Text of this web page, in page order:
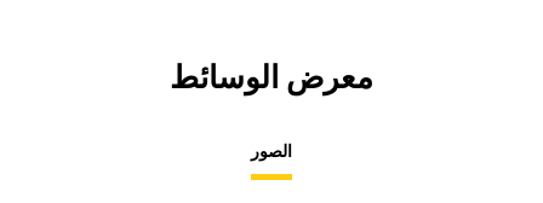
معرض الوسائط
الصور